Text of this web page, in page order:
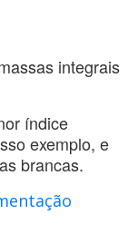
integrais
índice
exemplo, e
brancas.